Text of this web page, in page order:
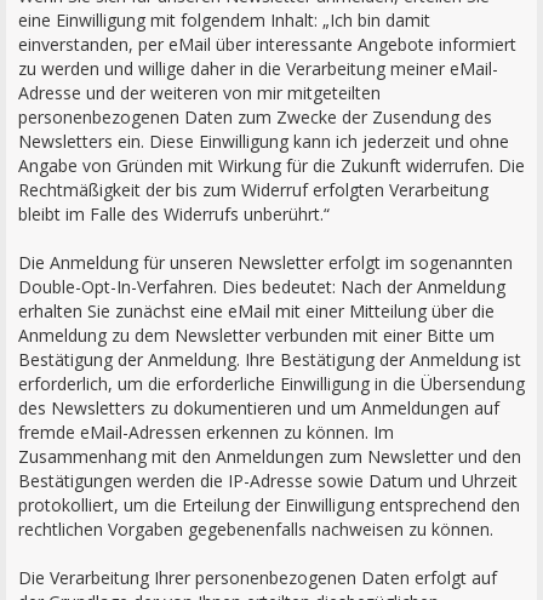
eine Einwilligung mit folgendem Inhalt: „Ich bin damit
einverstanden, per eMail über interessante Angebote informiert
zu werden und willige daher in die Verarbeitung meiner eMail-
Adresse und der weiteren von mir mitgeteilten
personenbezogenen Daten zum Zwecke der Zusendung des
Newsletters ein. Diese Einwilligung kann ich jederzeit und ohne
Angabe von Gründen mit Wirkung für die Zukunft widerrufen. Die
Rechtmäßigkeit der bis zum Widerruf erfolgten Verarbeitung
bleibt im Falle des Widerrufs unberührt.“
Die Anmeldung für unseren Newsletter erfolgt im sogenannten
Double-Opt-In-Verfahren. Dies bedeutet: Nach der Anmeldung
erhalten Sie zunächst eine eMail mit einer Mitteilung über die
Anmeldung zu dem Newsletter verbunden mit einer Bitte um
Bestätigung der Anmeldung. Ihre Bestätigung der Anmeldung ist
erforderlich, um die erforderliche Einwilligung in die Übersendung
des Newsletters zu dokumentieren und um Anmeldungen auf
fremde eMail-Adressen erkennen zu können. Im
Zusammenhang mit den Anmeldungen zum Newsletter und den
Bestätigungen werden die IP-Adresse sowie Datum und Uhrzeit
protokolliert, um die Erteilung der Einwilligung entsprechend den
rechtlichen Vorgaben gegebenenfalls nachweisen zu können.
Die Verarbeitung Ihrer personenbezogenen Daten erfolgt auf